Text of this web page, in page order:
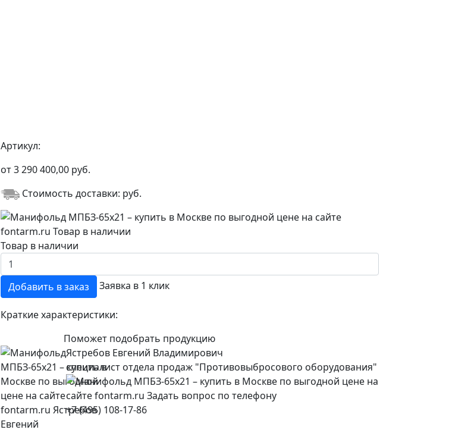
Артикул:
от3 290 400,00руб.
Стоимость доставки: руб.
Товар в наличии
Добавить в заказ Заявка в 1 клик
Краткие характеристики:
Поможет подобрать продукцию
Ястребов Евгений Владимирович
специалист отдела продаж "Противовыбросового оборудования"
+7 (495) 108-17-86